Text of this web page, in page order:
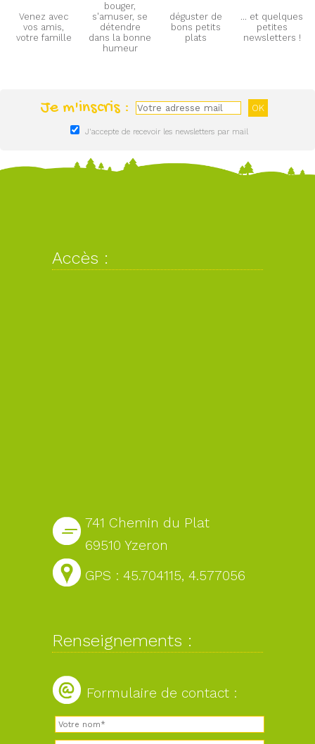
Venez avec
vos amis,
votre famille
bouger,
s'amuser, se
détendre
dans la bonne
humeur
déguster de
bons petits
plats
... et quelques
petites
newsletters !
Je m'inscris :
J'accepte de recevoir les newsletters par mail
Accès :
741 Chemin du Plat
69510 Yzeron
GPS : 45.704115, 4.577056
Renseignements :
Formulaire de contact :